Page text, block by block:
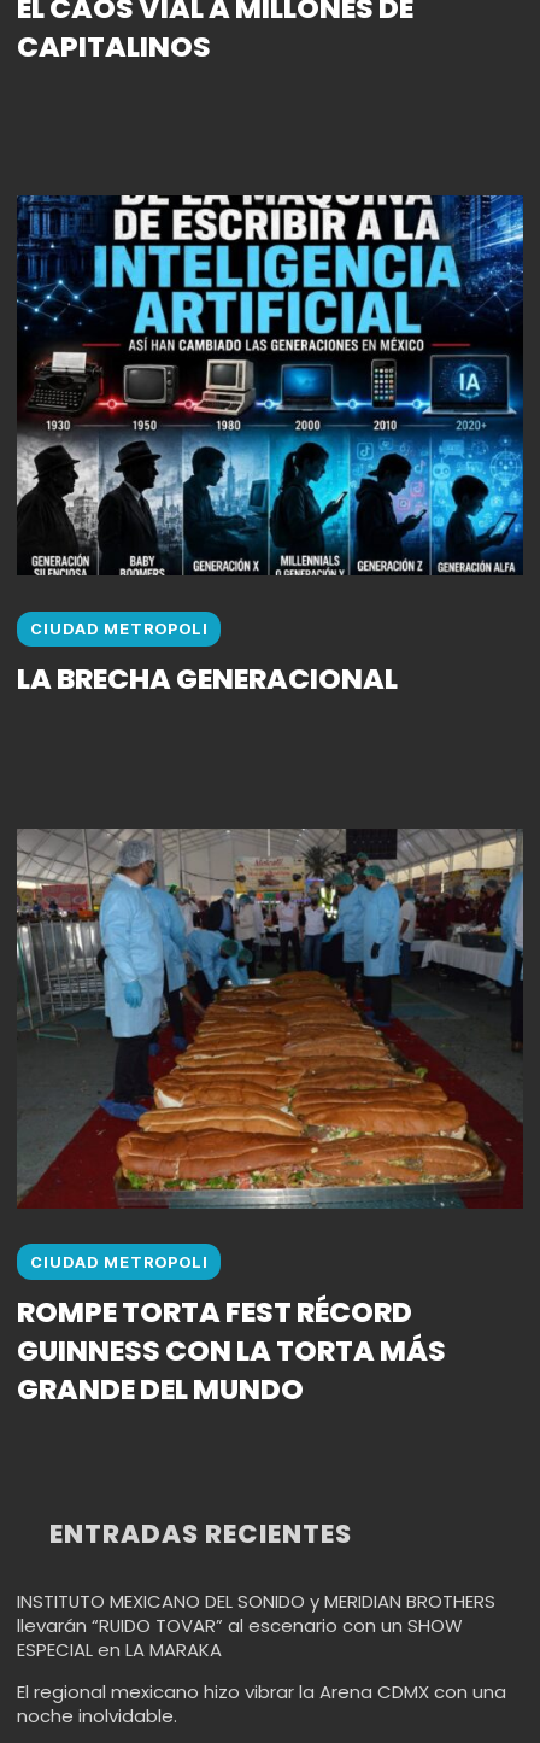
CAPITALINOS
CIUDAD METROPOLI
LA BRECHA GENERACIONAL
CIUDAD METROPOLI
ROMPE TORTA FEST RÉCORD
GUINNESS CON LA TORTA MÁS
GRANDE DEL MUNDO
ENTRADAS RECIENTES
INSTITUTO MEXICANO DEL SONIDO y MERIDIAN BROTHERS
llevarán “RUIDO TOVAR” al escenario con un SHOW
ESPECIAL en LA MARAKA
El regional mexicano hizo vibrar la Arena CDMX con una
noche inolvidable.